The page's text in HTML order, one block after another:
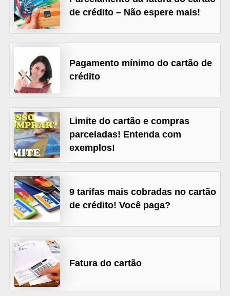
de crédito – Não espere mais!
Pagamento mínimo do cartão de
crédito
Limite do cartão e compras
parceladas! Entenda com
exemplos!
9 tarifas mais cobradas no cartão
de crédito! Você paga?
Fatura do cartão
n
a
e
i
a
s
C
m
b
i
C
a
r